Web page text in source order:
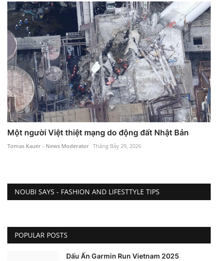
Một người Việt thiệt mạng do động đất Nhật Bản
Tomas Kauer - News Moderator Tháng Bảy 29, 2026
NOUBI SAYS - FASHION AND LIFESTTYLE TIPS
POPULAR POSTS
Dấu Ấn Garmin Run Vietnam 2025